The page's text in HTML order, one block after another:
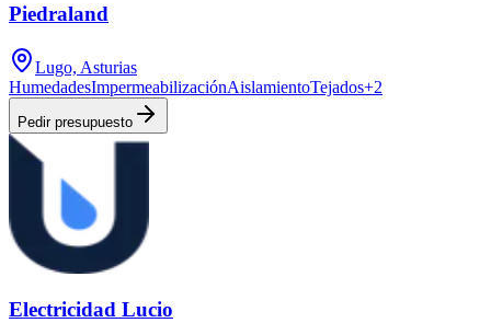
Piedraland
Lugo, Asturias
HumedadesImpermeabilizaciónAislamientoTejados+2
Pedir presupuesto
Electricidad Lucio